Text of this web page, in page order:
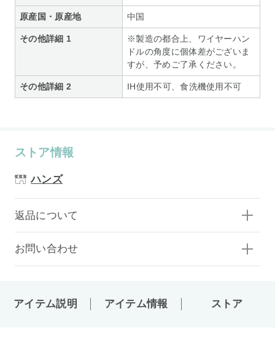
原産国・原産地 中国
その他詳細 1
※製造の都合上、ワイヤーハン
ドルの角度に個体差がございま
すが、予めご了承ください。
その他詳細 2 IH使用不可、食洗機使用不可
ストア情報
ハンズ
返品について
お問い合わせ
アイテム説明 アイテム情報 ストア